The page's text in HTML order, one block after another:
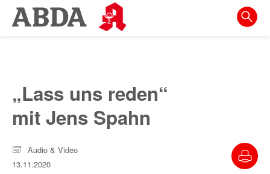
Springe
direkt
zur
Meta-
Navigation
zum
Inhalt
„Lass uns reden“
mit Jens Spahn
Audio & Video
13.11.2020